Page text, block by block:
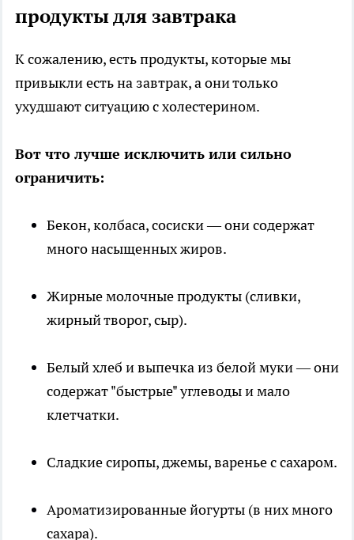
продукты для завтрака
К сожалению, есть продукты, которые мы
привыкли есть на завтрак, а они только
ухудшают ситуацию с холестерином.
Вот что лучше исключить или сильно
ограничить:
Бекон, колбаса, сосиски — они содержат
много насыщенных жиров.
Жирные молочные продукты (сливки,
жирный творог, сыр).
Белый хлеб и выпечка из белой муки — они
содержат "быстрые" углеводы и мало
клетчатки.
Сладкие сиропы, джемы, варенье с сахаром.
Ароматизированные йогурты (в них много
сахара).